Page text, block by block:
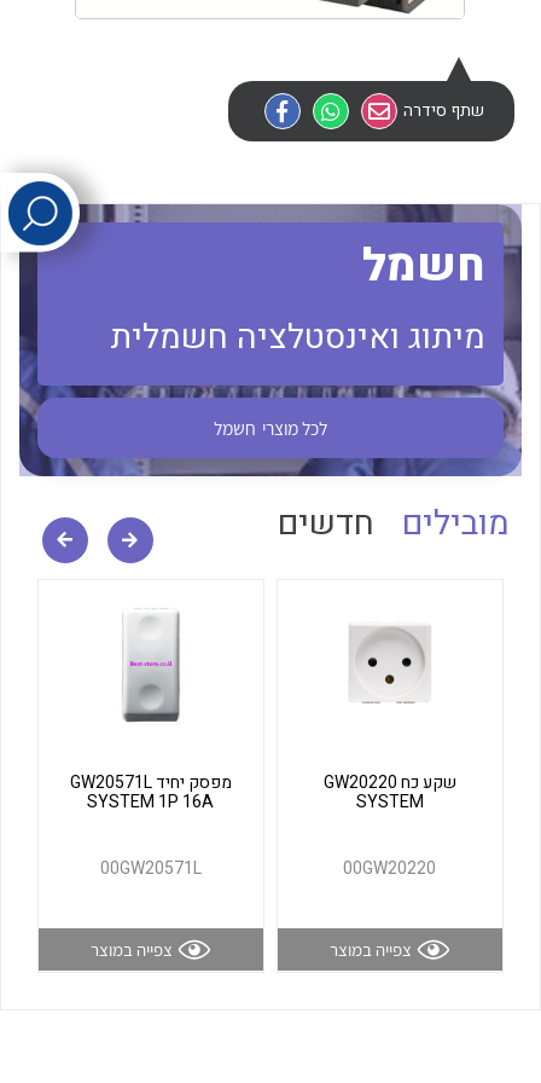
לכל מוצרי היצרן
לכל מוצרי היצרן
שתף סידרה
חשמל
מיתוג ואינסטלציה חשמלית
לכל מוצרי חשמל
מובילים חדשים
שקע כח GW20220
SYSTEM
00GW20220
צפייה במוצר
מפסק יחיד GW20571L
SYSTEM 1P 16A
00GW20571L
צפייה במוצר